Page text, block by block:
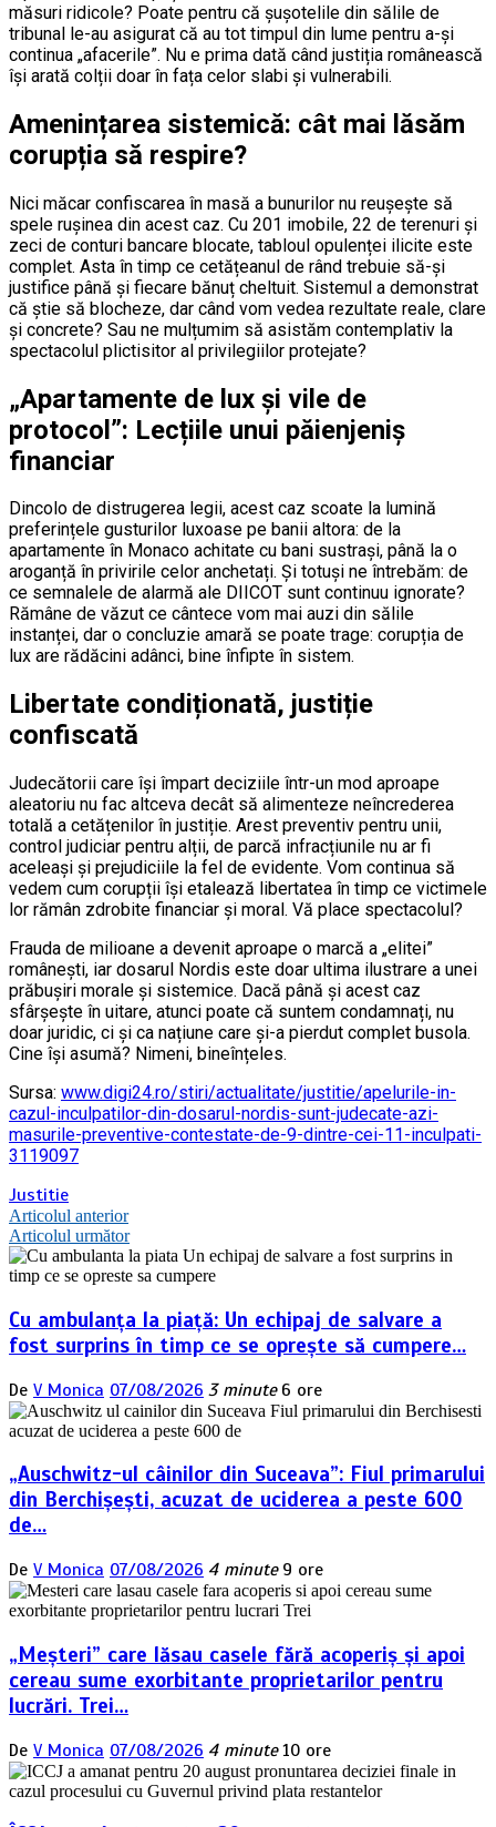
măsuri ridicole? Poate pentru că șușotelile din sălile de
tribunal le-au asigurat că au tot timpul din lume pentru a-și
continua „afacerile”. Nu e prima dată când justiția românească
își arată colții doar în fața celor slabi și vulnerabili.
Amenințarea sistemică: cât mai lăsăm
corupția să respire?
Nici măcar confiscarea în masă a bunurilor nu reușește să
spele rușinea din acest caz. Cu 201 imobile, 22 de terenuri și
zeci de conturi bancare blocate, tabloul opulenței ilicite este
complet. Asta în timp ce cetățeanul de rând trebuie să-și
justifice până și fiecare bănuț cheltuit. Sistemul a demonstrat
că știe să blocheze, dar când vom vedea rezultate reale, clare
și concrete? Sau ne mulțumim să asistăm contemplativ la
spectacolul plictisitor al privilegiilor protejate?
„Apartamente de lux și vile de
protocol”: Lecțiile unui păienjeniș
financiar
Dincolo de distrugerea legii, acest caz scoate la lumină
preferințele gusturilor luxoase pe banii altora: de la
apartamente în Monaco achitate cu bani sustrași, până la o
aroganță în privirile celor anchetați. Și totuși ne întrebăm: de
ce semnalele de alarmă ale DIICOT sunt continuu ignorate?
Rămâne de văzut ce cântece vom mai auzi din sălile
instanței, dar o concluzie amară se poate trage: corupția de
lux are rădăcini adânci, bine înfipte în sistem.
Libertate condiționată, justiție
confiscată
Judecătorii care își împart deciziile într-un mod aproape
aleatoriu nu fac altceva decât să alimenteze neîncrederea
totală a cetățenilor în justiție. Arest preventiv pentru unii,
control judiciar pentru alții, de parcă infracțiunile nu ar fi
aceleași și prejudiciile la fel de evidente. Vom continua să
vedem cum corupții își etalează libertatea în timp ce victimele
lor rămân zdrobite financiar și moral. Vă place spectacolul?
Frauda de milioane a devenit aproape o marcă a „elitei”
românești, iar dosarul Nordis este doar ultima ilustrare a unei
prăbușiri morale și sistemice. Dacă până și acest caz
sfârșește în uitare, atunci poate că suntem condamnați, nu
doar juridic, ci și ca națiune care și-a pierdut complet busola.
Cine își asumă? Nimeni, bineînțeles.
Sursa: www.digi24.ro/stiri/actualitate/justitie/apelurile-in-
cazul-inculpatilor-din-dosarul-nordis-sunt-judecate-azi-
masurile-preventive-contestate-de-9-dintre-cei-11-inculpati-
3119097
Justitie
Navigare
în
articole
Articolul anterior
Articolul următor
Cu ambulanța la piață: Un echipaj de salvare a
fost surprins în timp ce se oprește să cumpere…
De V Monica 07/08/2026 3 minute 6 ore
„Auschwitz-ul câinilor din Suceava”: Fiul primarului
din Berchișești, acuzat de uciderea a peste 600
de…
De V Monica 07/08/2026 4 minute 9 ore
„Meșteri” care lăsau casele fără acoperiș și apoi
cereau sume exorbitante proprietarilor pentru
lucrări. Trei…
De V Monica 07/08/2026 4 minute 10 ore